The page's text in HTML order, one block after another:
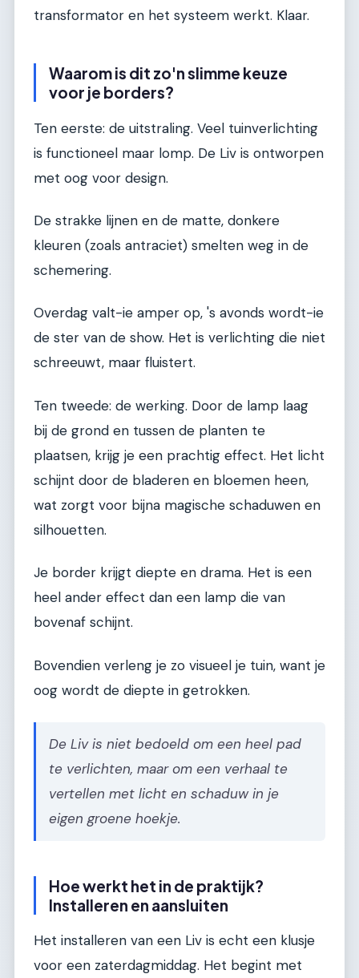
transformator en het systeem werkt. Klaar.
Waarom is dit zo'n slimme keuze
voor je borders?
Ten eerste: de uitstraling. Veel tuinverlichting
is functioneel maar lomp. De Liv is ontworpen
met oog voor design.
De strakke lijnen en de matte, donkere
kleuren (zoals antraciet) smelten weg in de
schemering.
Overdag valt-ie amper op, 's avonds wordt-ie
de ster van de show. Het is verlichting die niet
schreeuwt, maar fluistert.
Ten tweede: de werking. Door de lamp laag
bij de grond en tussen de planten te
plaatsen, krijg je een prachtig effect. Het licht
schijnt door de bladeren en bloemen heen,
wat zorgt voor bijna magische schaduwen en
silhouetten.
Je border krijgt diepte en drama. Het is een
heel ander effect dan een lamp die van
bovenaf schijnt.
Bovendien verleng je zo visueel je tuin, want je
oog wordt de diepte in getrokken.
De Liv is niet bedoeld om een heel pad
te verlichten, maar om een verhaal te
vertellen met licht en schaduw in je
eigen groene hoekje.
Hoe werkt het in de praktijk?
Installeren en aansluiten
Het installeren van een Liv is echt een klusje
voor een zaterdagmiddag. Het begint met